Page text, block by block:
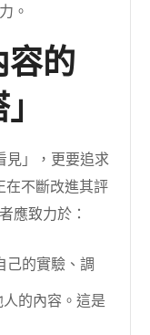
。
的
見」，更要追求
在不斷改進其評
應致力於：
己的實驗、調
的內容。這是